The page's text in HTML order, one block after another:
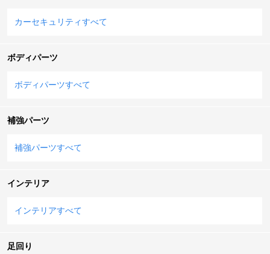
カーセキュリティすべて
ボディパーツ
ボディパーツすべて
補強パーツ
補強パーツすべて
インテリア
インテリアすべて
足回り